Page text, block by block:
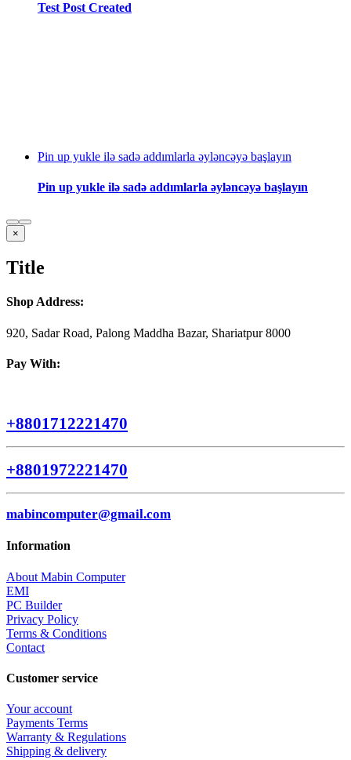
Test Post Created
Pin up yukle ilə sadə addımlarla əyləncəyə başlayın
Pin up yukle ilə sadə addımlarla əyləncəyə başlayın
Close
product
view
×
Title
Shop Address:
920, Sadar Road, Palong Maddha Bazar, Shariatpur 8000
Pay With:
+8801712221470
+8801972221470
mabincomputer@gmail.com
Information
About Mabin Computer
EMI
PC Builder
Privacy Policy
Terms & Conditions
Contact
Customer service
Your account
Payments Terms
Warranty & Regulations
Shipping & delivery